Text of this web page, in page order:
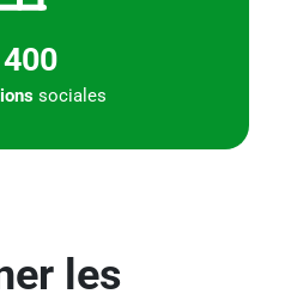
sociales
les